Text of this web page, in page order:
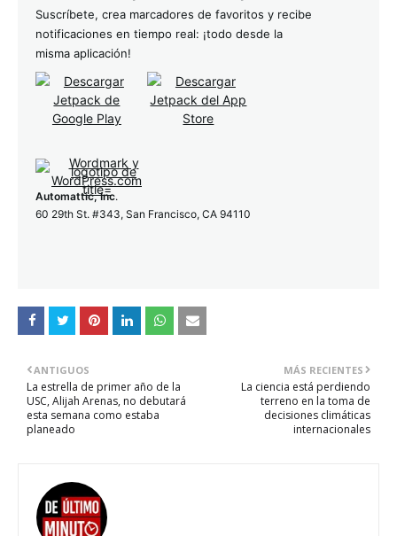
Suscríbete, crea marcadores de favoritos y recibe
notificaciones en tiempo real: ¡todo desde la
misma aplicación!
Automattic, Inc.
60 29th St. #343, San Francisco, CA 94110
MÁS RECIENTES
La ciencia está perdiendo
terreno en la toma de
decisiones climáticas
internacionales
ANTIGUOS
La estrella de primer año de la
USC, Alijah Arenas, no debutará
esta semana como estaba
planeado